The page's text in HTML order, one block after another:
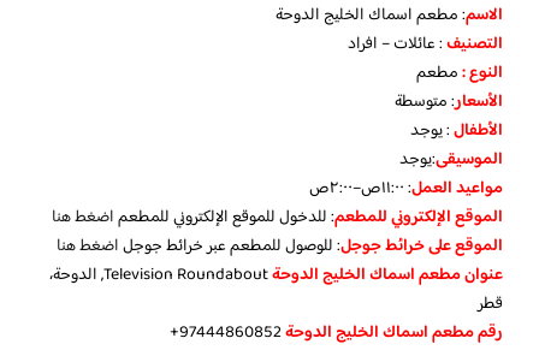
الاسم: مطعم اسماك الخليج الدوحة
التصنيف: عائلات – افراد
النوع :مطعم
الأسعار:متوسطة
الأطفال:يوجد
الموسيقى:يوجد
مواعيد العمل: ١١:٠٠ص–٢:٠٠ص
الموقع الإلكتروني للمطعم: للدخول للموقع الإلكتروني للمطعماضغط هنا
الموقع على خرائط جوجل: للوصول للمطعم عبر خرائط جوجلاضغط هنا
عنوان مطعم اسماك الخليج الدوحة
Television Roundabout, الدوحة،
قطر
رقم مطعم اسماك الخليج الدوحة97444860852+